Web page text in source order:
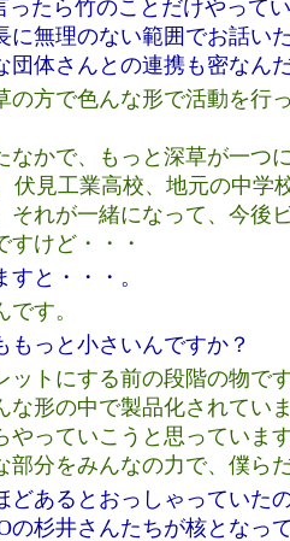
ったら竹のことだけやっ
に無理のない範囲でお話い
団体さんとの連携も密なん
の方で色んな形で活動を行
なかで、もっと深草が一つ
伏見工業高校、地元の中学
それが一緒になって、今後
すけど・・・
と・・・。
す。
もっと小さいんですか？
ットにする前の段階の物で
な形の中で製品化されてい
やっていこうと思っていま
部分をみんなの力で、僕ら
どあるとおっしゃっていた
の杉井さんたちが核となっ